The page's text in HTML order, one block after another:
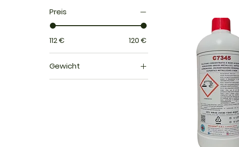
Preis
112 € 120 €
Gewicht
18 x 1 lt